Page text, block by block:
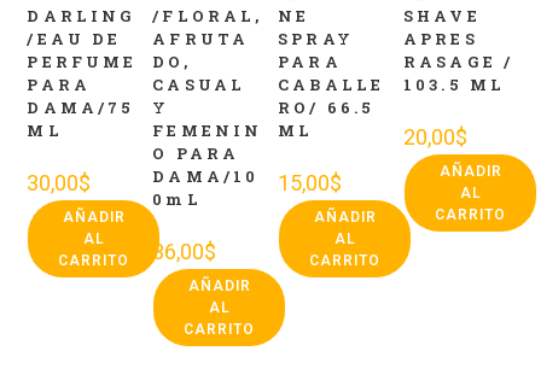
DARLING
/EAU DE
PERFUME
PARA
DAMA/75
ML
30,00$
AÑADIR
AL
CARRITO
/FLORAL,
AFRUTA
DO,
CASUAL
Y
FEMENIN
O PARA
DAMA/10
0mL
36,00$
AÑADIR
AL
CARRITO
NE
SPRAY
PARA
CABALLE
RO/ 66.5
ML
15,00$
AÑADIR
AL
CARRITO
SHAVE
APRES
RASAGE /
103.5 ML
20,00$
AÑADIR
AL
CARRITO